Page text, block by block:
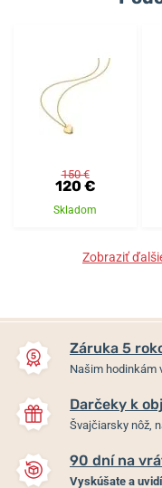
150 €
120 €
Skladom
Zobraziť
Záruka 5
Našim hodinkám
Darčeky k
Švajčiarsky nôž,
90 dní na
Vyskúšate a